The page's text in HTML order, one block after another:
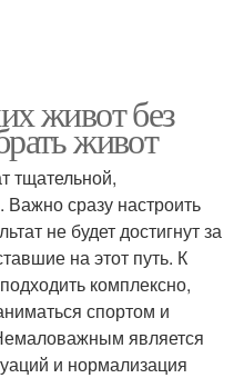
живот без
живот
тщательной,
сразу настроить
не будет достигнут за
на этот путь. К
комплексно,
спортом и
является
и нормализация